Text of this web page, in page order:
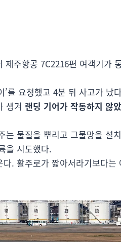
주항공 7C2216편 여객기가
를 요청했고 4분 뒤 사고가 났
생겨 랜딩 기어가 작동하지 않
물질을 뿌리고 그물망을 설
을 시도했다.
. 활주로가 짧아서라기보다는